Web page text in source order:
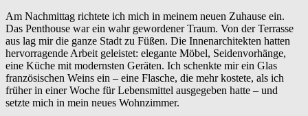
Am Nachmittag richtete ich mich in meinem neuen Zuhause ein.
Das Penthouse war ein wahr gewordener Traum. Von der Terrasse
aus lag mir die ganze Stadt zu Füßen. Die Innenarchitekten hatten
hervorragende Arbeit geleistet: elegante Möbel, Seidenvorhänge,
eine Küche mit modernsten Geräten. Ich schenkte mir ein Glas
französischen Weins ein – eine Flasche, die mehr kostete, als ich
früher in einer Woche für Lebensmittel ausgegeben hatte – und
setzte mich in mein neues Wohnzimmer.